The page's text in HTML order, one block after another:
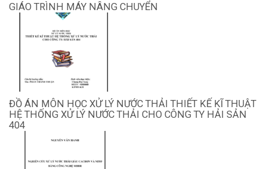
GIÁO TRÌNH MÁY NÂNG CHUYỂN
ĐỒ ÁN MÔN HỌC XỬ LÝ NƯỚC THẢI THIẾT KẾ KĨ THUẬT
HỆ THỐNG XỬ LÝ NƯỚC THẢI CHO CÔNG TY HẢI SẢN
404